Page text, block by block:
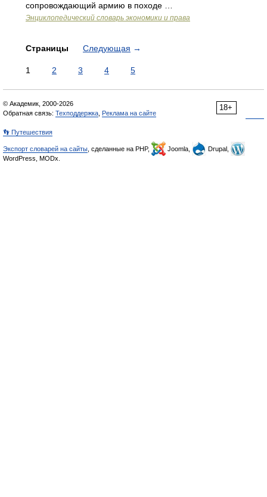
сопровождающий армию в походе …
Энциклопедический словарь экономики и права
Страницы Следующая →
1 2 3 4 5
18+
© Академик, 2000-2026
Обратная связь: Техподдержка Реклама на сайте
👣 Путешествия
Экспорт словарей на сайты , сделанные на PHP, Joomla,
Drupal,
WordPress, MODx.